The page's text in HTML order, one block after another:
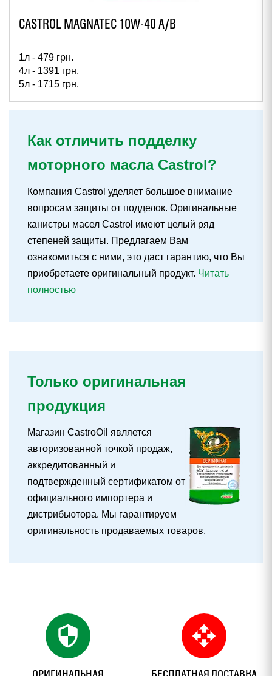
CASTROL MAGNATEC 10W-40 A/B
1л - 479 грн.
4л - 1391 грн.
5л - 1715 грн.
Как отличить подделку
моторного масла Castrol?
Компания Castrol уделяет большое внимание
вопросам защиты от подделок. Оригинальные
канистры масел Castrol имеют целый ряд
степеней защиты. Предлагаем Вам
ознакомиться с ними, это даст гарантию, что Вы
приобретаете оригинальный продукт. Читать
полностью
Только оригинальная
продукция
Магазин CastroOil является
авторизованной точкой продаж,
аккредитованный и
подтвержденный сертификатом от
официального импортера и
дистрибьютора. Мы гарантируем
оригинальность продаваемых товаров.
security open_with